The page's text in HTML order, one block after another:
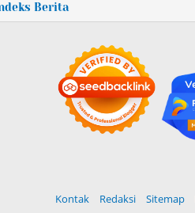
Berita
Kontak Redaksi Sitemap